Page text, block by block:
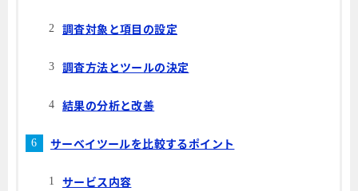
調査対象と項目の設定
調査方法とツールの決定
結果の分析と改善
サーベイツールを比較するポイント
サービス内容